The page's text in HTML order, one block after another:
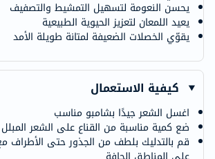
يحسن النعومة لتسهيل التمشيط والتصفيف
يعيد اللمعان لتعزيز الحيوية الطبيعية
يقوّي الخصلات الضعيفة لمتانة طويلة الأمد
كيفية الاستعمال
اغسل الشعر جيدًا بشامبو مناسب
ضع كمية مناسبة من القناع على الشعر المبلل
قم بالتدليك بلطف من الجذور حتى الأطراف مع